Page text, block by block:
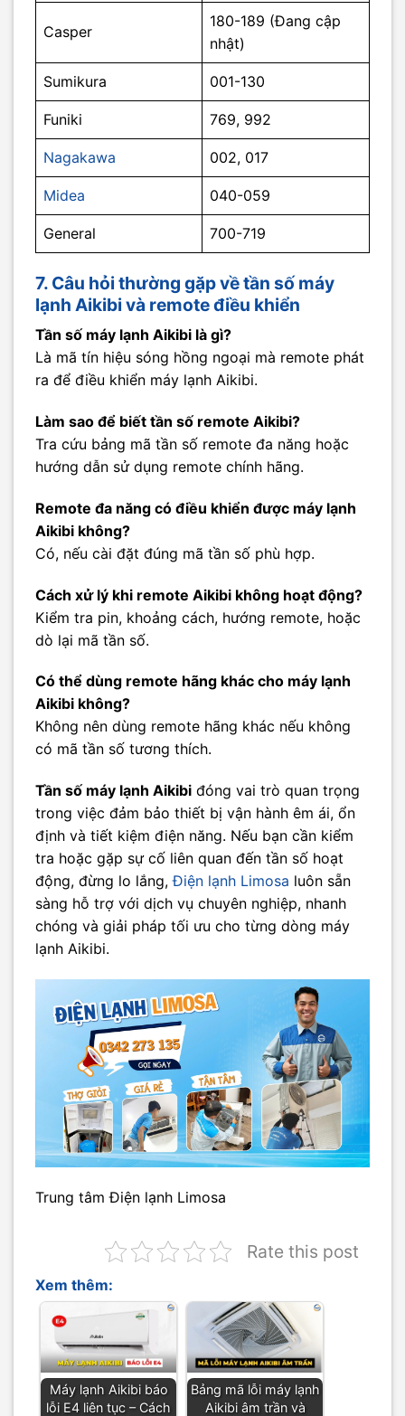
Casper
180-189 (Đang cập
nhật)
Sumikura 001-130
Funiki 769, 992
Nagakawa 002, 017
Midea 040-059
General 700-719
7. Câu hỏi thường gặp về tần số máy
lạnh Aikibi và remote điều khiển
Tần số máy lạnh Aikibi là gì?
Là mã tín hiệu sóng hồng ngoại mà remote phát
ra để điều khiển máy lạnh Aikibi.
Làm sao để biết tần số remote Aikibi?
Tra cứu bảng mã tần số remote đa năng hoặc
hướng dẫn sử dụng remote chính hãng.
Remote đa năng có điều khiển được máy lạnh
Aikibi không?
Có, nếu cài đặt đúng mã tần số phù hợp.
Cách xử lý khi remote Aikibi không hoạt động?
Kiểm tra pin, khoảng cách, hướng remote, hoặc
dò lại mã tần số.
Có thể dùng remote hãng khác cho máy lạnh
Aikibi không?
Không nên dùng remote hãng khác nếu không
có mã tần số tương thích.
Tần số máy lạnh Aikibi đóng vai trò quan trọng
trong việc đảm bảo thiết bị vận hành êm ái, ổn
định và tiết kiệm điện năng. Nếu bạn cần kiểm
tra hoặc gặp sự cố liên quan đến tần số hoạt
động, đừng lo lắng,Điện lạnh Limosa luôn sẵn
sàng hỗ trợ với dịch vụ chuyên nghiệp, nhanh
chóng và giải pháp tối ưu cho từng dòng máy
lạnh Aikibi.
Trung tâm Điện lạnh Limosa
Rate this post
Xem thêm:
Máy lạnh Aikibi báo
lỗi E4 liên tục – Cách
Bảng mã lỗi máy lạnh
Aikibi âm trần và